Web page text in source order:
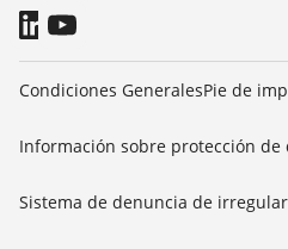
Condiciones GeneralesPie de
Información sobre protección de
Sistema de denuncia de